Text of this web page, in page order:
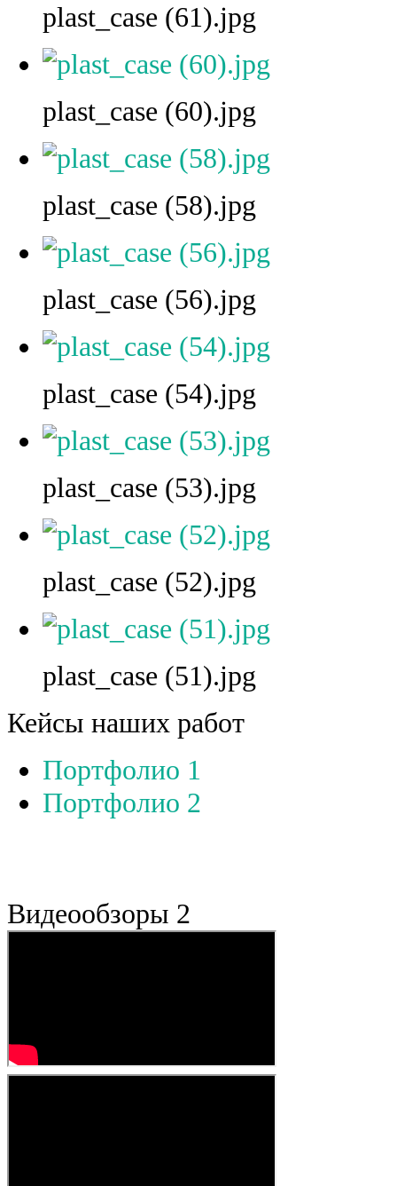
plast_case (61).jpg
plast_case (60).jpg
plast_case (58).jpg
plast_case (56).jpg
plast_case (54).jpg
plast_case (53).jpg
plast_case (52).jpg
plast_case (51).jpg
Кейсы наших работ
Портфолио 1
Портфолио 2
Видеообзоры 2